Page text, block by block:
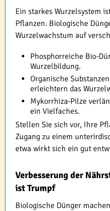
Ein starkes Wurzelsystem
Pflanzen. Biologische
Wurzelwachstum auf
Phosphorreiche Bio-
Wurzelbildung.
Organische
erleichtern das
Mykorrhiza-Pilze
ein Vielfaches.
Stellen Sie sich vor, Ihre
Zugang zu einem
etwa wirkt sich ein gut
Verbesserung der
ist Trumpf
Biologische Dünger